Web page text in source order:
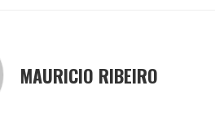
MAURICIO RIBEIRO